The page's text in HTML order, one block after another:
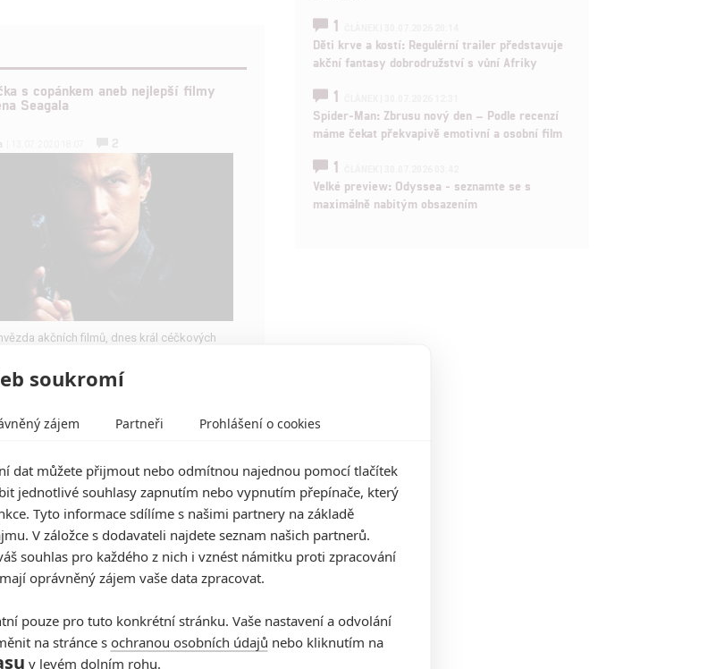
s copánkem aneb nejlepší filmy
Seagala
akčních filmů, dnes král céčkových
zvláštní velvyslanec Ruska.
špína a načasování:
se ve skutečnosti
Oscar
| 15.03.2026 23:19
0
Timothée Chalamet (ne)ztratil svého Oscara,
výkon na výhru nestačí. Je to krvavá bitva
1
Děti krve a kostí: Regulérní trailer představuje
akční fantasy dobrodružství s vůní Afriky
1
Spider-Man: Zbrusu nový den – Podle recenzí
máme čekat překvapivě emotivní a osobní film
1
Velké preview: Odyssea - seznamte se s
maximálně nabitým obsazením
soukromí
zájem Partneři Prohlášení o cookies
dat můžete přijmout nebo odmítnou najednou pomocí tlačítek
jednotlivé souhlasy zapnutím nebo vypnutím přepínače, který
Tyto informace sdílíme s našimi partnery na základě
V záložce s dodavateli najdete seznam našich partnerů.
souhlas pro každého z nich i vznést námitku proti zpracování
oprávněný zájem vaše data zpracovat.
pouze pro tuto konkrétní stránku. Vaše nastavení a odvolání
na stránce s ochranou osobních údajů nebo kliknutím na
v levém dolním rohu.